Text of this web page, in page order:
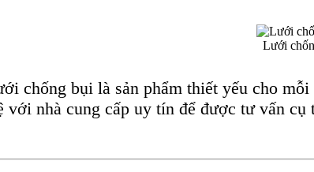
Lưới
chống bụi là sản phẩm thiết yếu cho
với nhà cung cấp uy tín để được tư vấn